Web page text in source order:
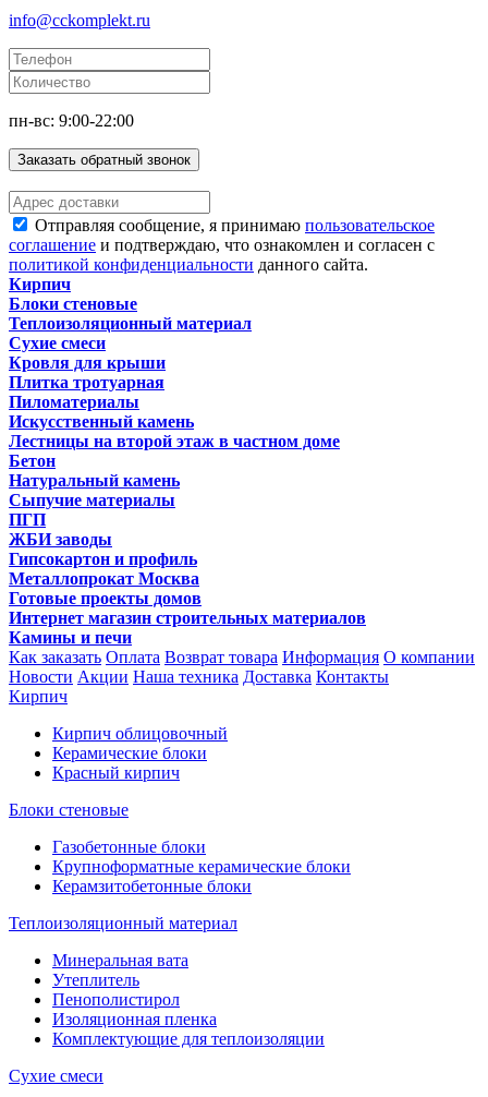
info@cckomplekt.ru
пн-вс: 9:00-22:00
Заказать обратный звонок
Отправляя сообщение, я принимаю пользовательское
соглашение и подтверждаю, что ознакомлен и согласен с
политикой конфиденциальности данного сайта.
Кирпич
Блоки стеновые
Теплоизоляционный материал
Сухие смеси
Кровля для крыши
Плитка тротуарная
Пиломатериалы
Искусственный камень
Лестницы на второй этаж в частном доме
Бетон
Натуральный камень
Сыпучие материалы
ПГП
ЖБИ заводы
Гипсокартон и профиль
Металлопрокат Москва
Готовые проекты домов
Интернет магазин строительных материалов
Камины и печи
Как заказать Оплата Возврат товара Информация О компании
Новости Акции Наша техника Доставка Контакты
Кирпич
Кирпич облицовочный
Керамические блоки
Красный кирпич
Блоки стеновые
Газобетонные блоки
Крупноформатные керамические блоки
Керамзитобетонные блоки
Теплоизоляционный материал
Минеральная вата
Утеплитель
Пенополистирол
Изоляционная пленка
Комплектующие для теплоизоляции
Сухие смеси